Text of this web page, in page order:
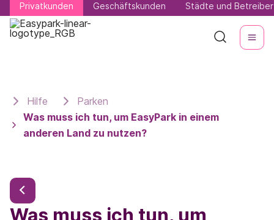
Privatkunden Geschäftskunden Städte und Betreiber
Privatkunden Geschäftskunden Städte und Betreiber
Hilfe
Parken
Was muss ich tun, um EasyPark in einem
anderen Land zu nutzen?
Was muss ich tun, um